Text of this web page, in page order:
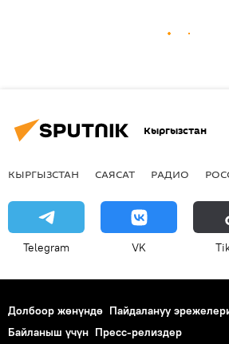
Кыргызстан
КЫРГЫЗСТАН САЯСАТ РАДИО
Telegram VK
Долбоор жөнүндө Пайдалануу
Байланыш үчүн Пресс-релиздер